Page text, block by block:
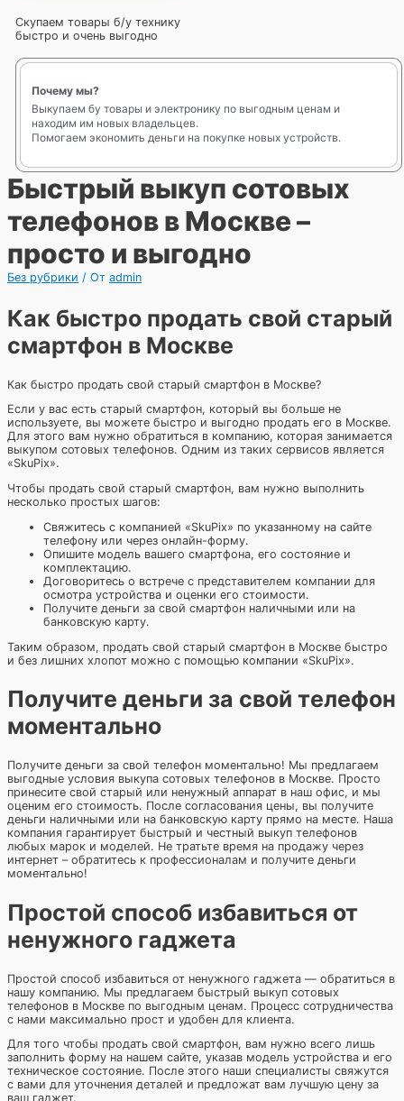
Скупаем товары б/у технику
быстро и очень выгодно
Почему мы?
Выкупаем бу товары и электронику по выгодным ценам и
находим им новых владельцев.
Помогаем экономить деньги на покупке новых устройств.
Быстрый выкуп сотовых
телефонов в Москве –
просто и выгодно
Без рубрики / От admin
Как быстро продать свой старый
смартфон в Москве
Как быстро продать свой старый смартфон в Москве?
Если у вас есть старый смартфон, который вы больше не
используете, вы можете быстро и выгодно продать его в Москве.
Для этого вам нужно обратиться в компанию, которая занимается
выкупом сотовых телефонов. Одним из таких сервисов является
«SkuPix».
Чтобы продать свой старый смартфон, вам нужно выполнить
несколько простых шагов:
Свяжитесь с компанией «SkuPix» по указанному на сайте
телефону или через онлайн-форму.
Опишите модель вашего смартфона, его состояние и
комплектацию.
Договоритесь о встрече с представителем компании для
осмотра устройства и оценки его стоимости.
Получите деньги за свой смартфон наличными или на
банковскую карту.
Таким образом, продать свой старый смартфон в Москве быстро
и без лишних хлопот можно с помощью компании «SkuPix».
Получите деньги за свой телефон
моментально
Получите деньги за свой телефон моментально! Мы предлагаем
выгодные условия выкупа сотовых телефонов в Москве. Просто
принесите свой старый или ненужный аппарат в наш офис, и мы
оценим его стоимость. После согласования цены, вы получите
деньги наличными или на банковскую карту прямо на месте. Наша
компания гарантирует быстрый и честный выкуп телефонов
любых марок и моделей. Не тратьте время на продажу через
интернет – обратитесь к профессионалам и получите деньги
моментально!
Простой способ избавиться от
ненужного гаджета
Простой способ избавиться от ненужного гаджета — обратиться в
нашу компанию. Мы предлагаем быстрый выкуп сотовых
телефонов в Москве по выгодным ценам. Процесс сотрудничества
с нами максимально прост и удобен для клиента.
Для того чтобы продать свой смартфон, вам нужно всего лишь
заполнить форму на нашем сайте, указав модель устройства и его
техническое состояние. После этого наши специалисты свяжутся
с вами для уточнения деталей и предложат вам лучшую цену за
ваш гаджет.